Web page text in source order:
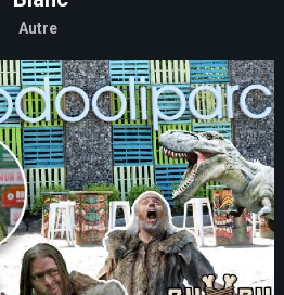
Autre